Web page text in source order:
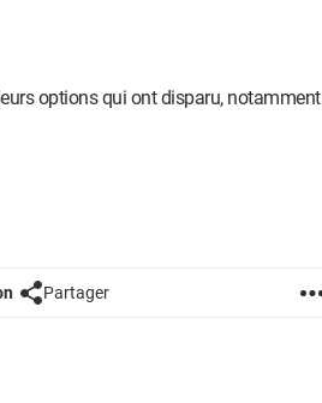
options qui ont disparu, notamment
Partager